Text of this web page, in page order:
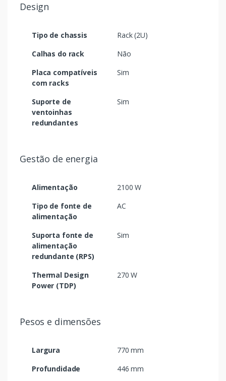
Design
Tipo de chassis
Rack (2U)
Calhas do rack
Não
Placa compatíveis
com racks
Sim
Suporte de
ventoinhas
redundantes
Sim
Gestão de energia
Alimentação
2100 W
Tipo de fonte de
alimentação
AC
Suporta fonte de
alimentação
redundante (RPS)
Sim
Thermal Design
Power (TDP)
270 W
Pesos e dimensões
Largura
770 mm
Profundidade
446 mm